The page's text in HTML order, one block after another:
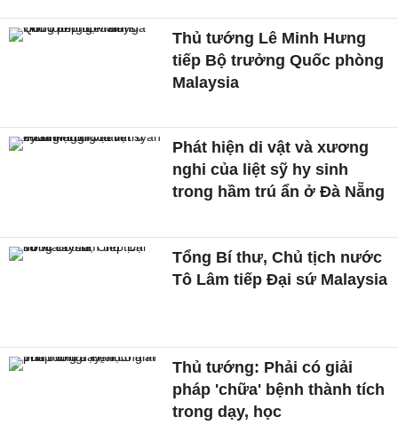
Thủ tướng Lê Minh Hưng
tiếp Bộ trưởng Quốc phòng
Malaysia
Phát hiện di vật và xương
nghi của liệt sỹ hy sinh
trong hầm trú ẩn ở Đà Nẵng
Tổng Bí thư, Chủ tịch nước
Tô Lâm tiếp Đại sứ Malaysia
Thủ tướng: Phải có giải
pháp 'chữa' bệnh thành tích
trong dạy, học